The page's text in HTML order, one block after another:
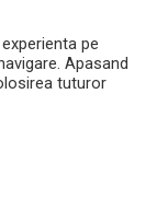
by Neo
Technologies
pe
Apasand
tuturor